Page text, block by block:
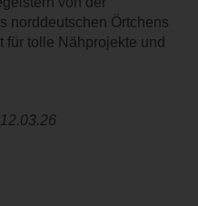
norddeutschen Örtchens
für tolle Nähprojekte und